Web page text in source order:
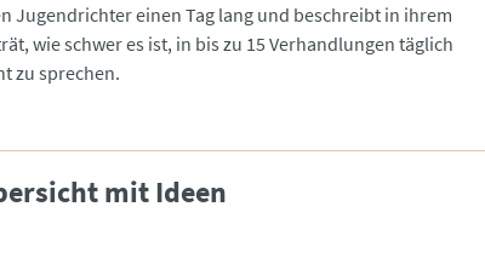
Jugendrichter einen Tag lang und beschreibt in ihrem
wie schwer es ist, in bis zu 15 Verhandlungen täglich
zu sprechen.
mit Ideen